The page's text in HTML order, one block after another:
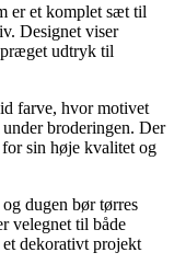
er et komplet sæt til
Designet viser
udtryk til
farve, hvor motivet
under broderingen. Der
sin høje kvalitet og
dugen bør tørres
velegnet til både
et dekorativt projekt